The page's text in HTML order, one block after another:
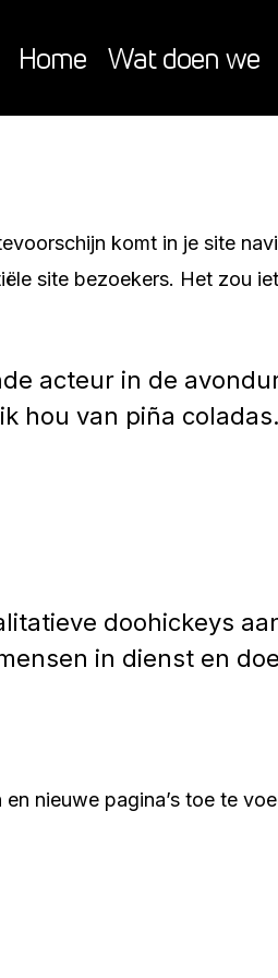
Home Wat doen we
komt in je site
site bezoekers. Het zou
acteur in de
hou van piña
doohickeys
in dienst en
nieuwe pagina’s toe te